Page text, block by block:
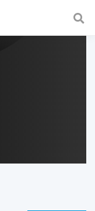
fast and